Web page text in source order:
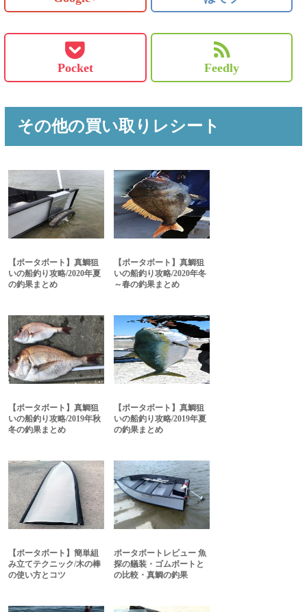
Pocket Feedly
その他の買い取りレシート
【ポータボート】真鯛狙
いの船釣り攻略/2020年夏
の釣果まとめ
【ポータボート】真鯛狙
いの船釣り攻略/2020年冬
～春の釣果まとめ
【ポータボート】真鯛狙
いの船釣り攻略/2019年秋
冬の釣果まとめ
【ポータボート】真鯛狙
いの船釣り攻略/2019年夏
の釣果まとめ
【ポータボート】簡単組
み立てテクニック/木の棒
の使い方とコツ
ポータボートレビュー 魚
探の艤装・ゴムボートと
の比較・真鯛の釣果